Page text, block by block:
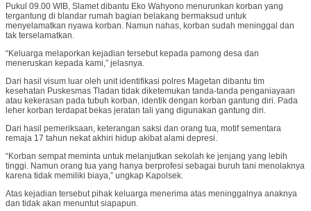
Pukul 09.00 WIB, Slamet dibantu Eko Wahyono menurunkan korban yang
tergantung di blandar rumah bagian belakang bermaksud untuk
menyelamatkan nyawa korban. Namun nahas, korban sudah meninggal dan
tak terselamatkan.
“Keluarga melaporkan kejadian tersebut kepada pamong desa dan
meneruskan kepada kami,” jelasnya.
Dari hasil visum luar oleh unit identifikasi polres Magetan dibantu tim
kesehatan Puskesmas Tladan tidak diketemukan tanda-tanda penganiayaan
atau kekerasan pada tubuh korban, identik dengan korban gantung diri. Pada
leher korban terdapat bekas jeratan tali yang digunakan gantung diri.
Dari hasil pemeriksaan, keterangan saksi dan orang tua, motif sementara
remaja 17 tahun nekat akhiri hidup akibat alami depresi.
“Korban sempat meminta untuk melanjutkan sekolah ke jenjang yang lebih
tinggi. Namun orang tua yang hanya berprofesi sebagai buruh tani menolaknya
karena tidak memiliki biaya,” ungkap Kapolsek.
Atas kejadian tersebut pihak keluarga menerima atas meninggalnya anaknya
dan tidak akan menuntut siapapun.